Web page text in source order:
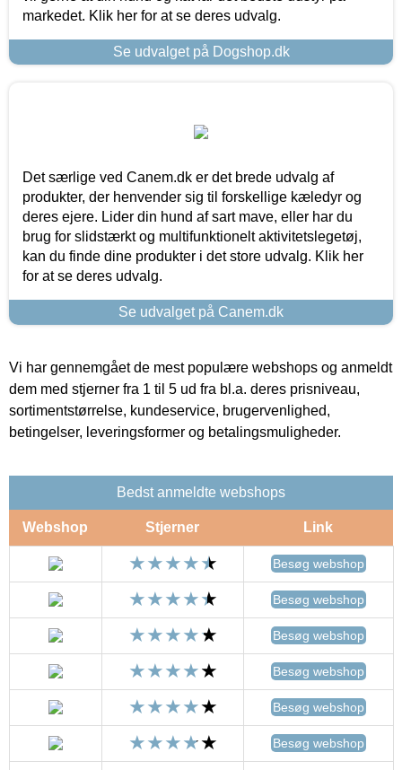
markedet. Klik her for at se deres udvalg.
Se udvalget på Dogshop.dk
Det særlige ved Canem.dk er det brede udvalg af
produkter, der henvender sig til forskellige kæledyr og
deres ejere. Lider din hund af sart mave, eller har du
brug for slidstærkt og multifunktionelt aktivitetslegetøj,
kan du finde dine produkter i det store udvalg. Klik her
for at se deres udvalg.
Se udvalget på Canem.dk
Vi har gennemgået de mest populære webshops og anmeldt
dem med stjerner fra 1 til 5 ud fra bl.a. deres prisniveau,
sortimentstørrelse, kundeservice, brugervenlighed,
betingelser, leveringsformer og betalingsmuligheder.
Bedst anmeldte webshops
Webshop Stjerner Link
Besøg webshop
Besøg webshop
Besøg webshop
Besøg webshop
Besøg webshop
Besøg webshop